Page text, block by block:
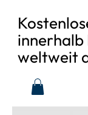
innerhalb
weltweit